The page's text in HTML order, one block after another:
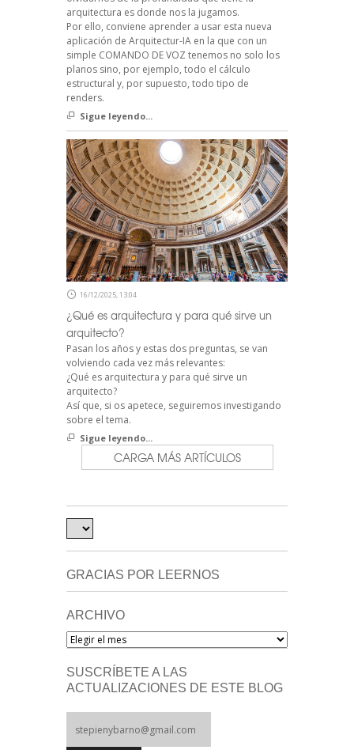
arquitectura es donde nos la jugamos.
Por ello, conviene aprender a usar esta nueva
aplicación de Arquitectur-IA en la que con un
simple COMANDO DE VOZ tenemos no solo los
planos sino, por ejemplo, todo el cálculo
estructural y, por supuesto, todo tipo de
renders.
Sigue leyendo...
16/12/2025, 13:04
¿Qué es arquitectura y para qué sirve un
arquitecto?
Pasan los años y estas dos preguntas, se van
volviendo cada vez más relevantes:
¿Qué es arquitectura y para qué sirve un
arquitecto?
Así que, si os apetece, seguiremos investigando
sobre el tema.
Sigue leyendo...
CARGA MÁS ARTÍCULOS
GRACIAS POR LEERNOS
ARCHIVO
Archivo
SUSCRÍBETE A LAS
ACTUALIZACIONES DE ESTE BLOG